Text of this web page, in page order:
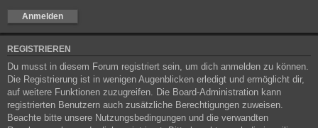
REGISTRIEREN
Du musst in diesem Forum registriert sein, um dich anmelden zu können.
Die Registrierung ist in wenigen Augenblicken erledigt und ermöglicht dir,
auf weitere Funktionen zuzugreifen. Die Board-Administration kann
registrierten Benutzern auch zusätzliche Berechtigungen zuweisen.
Beachte bitte unsere Nutzungsbedingungen und die verwandten